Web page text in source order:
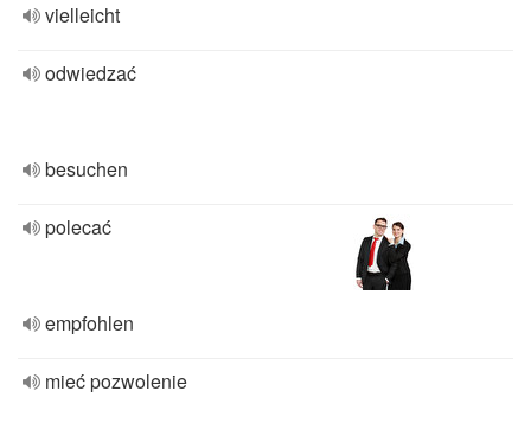
vielleicht
odwiedzać
besuchen
polecać
empfohlen
mieć pozwolenie